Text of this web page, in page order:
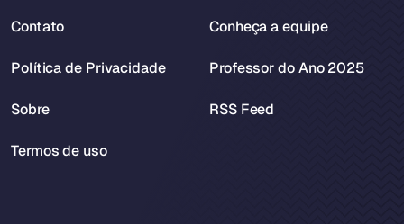
Contato
Política de Privacidade
Sobre
Termos de uso
Conheça a equipe
Professor do Ano 2025
RSS Feed